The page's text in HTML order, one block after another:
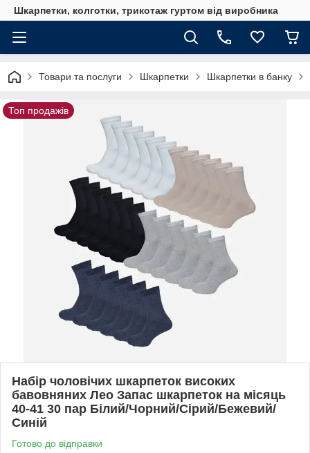
Шкарпетки, колготки, трикотаж гуртом від виробника
Товари та послуги Шкарпетки Шкарпетки в банку
Топ продажів
Набір чоловічих шкарпеток високих
бавовняних Лео Запас шкарпеток на місяць
40-41 30 пар Білий/Чорний/Сірий/Бежевий/
Синій
Готово до відправки